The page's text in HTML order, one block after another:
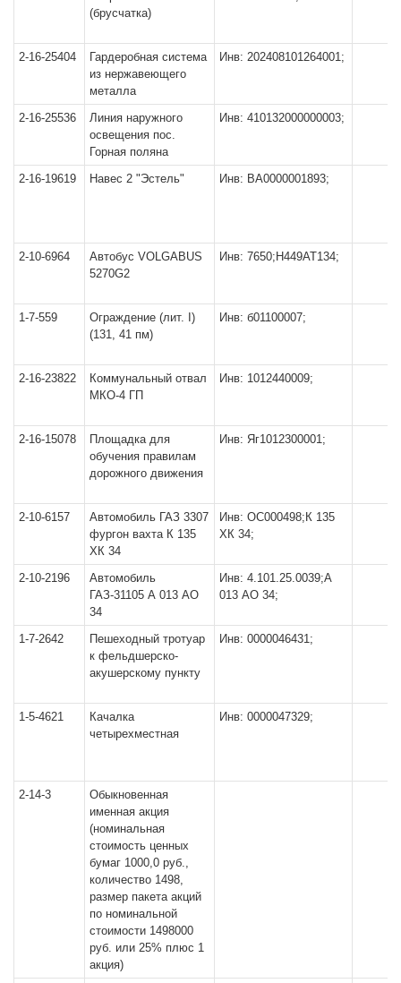
(брусчатка)
2-16-25404
Гардеробная система
из нержавеющего
металла
Инв: 202408101264001;
2-16-25536
Линия наружного
освещения пос.
Горная поляна
Инв: 410132000000003;
2-16-19619 Навес 2 "Эстель" Инв: ВА0000001893;
2-10-6964
Автобус VOLGABUS
5270G2
Инв: 7650;Н449АТ134;
1-7-559
Ограждение (лит. I)
(131, 41 пм)
Инв: б01100007;
2-16-23822
Коммунальный отвал
МКО-4 ГП
Инв: 1012440009;
2-16-15078
Площадка для
обучения правилам
дорожного движения
Инв: Яг1012300001;
2-10-6157
Автомобиль ГАЗ 3307
фургон вахта К 135
ХК 34
Инв: ОС000498;К 135
ХК 34;
2-10-2196
Автомобиль
ГАЗ-31105 А 013 АО
34
Инв: 4.101.25.0039;А
013 АО 34;
1-7-2642
Пешеходный тротуар
к фельдшерско-
акушерскому пункту
Инв: 0000046431;
1-5-4621
Качалка
четырехместная
Инв: 0000047329;
2-14-3
Обыкновенная
именная акция
(номинальная
стоимость ценных
бумаг 1000,0 руб.,
количество 1498,
размер пакета акций
по номинальной
стоимости 1498000
руб. или 25% плюс 1
акция)